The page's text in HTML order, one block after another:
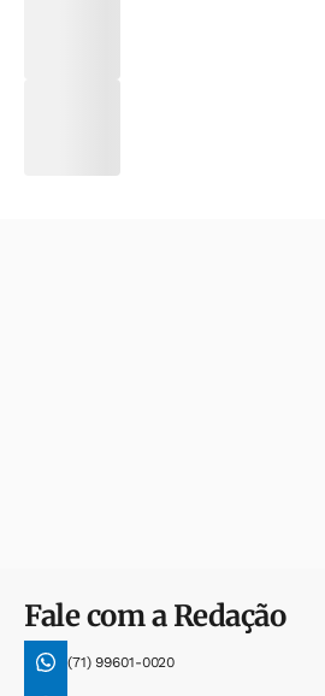
Fale com a Redação
(71) 99601-0020